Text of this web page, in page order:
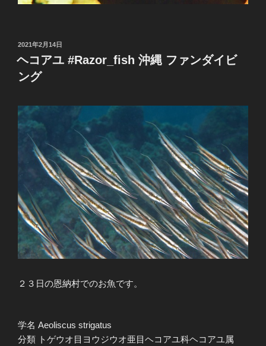
投
2021年2月14日
ヘコアユ #Razor_fish 沖縄 ファンダイビ
ング
２３日の恩納村でのお魚です。
学名 Aeoliscus strigatus
分類 トゲウオ目ヨウジウオ亜目ヘコアユ科ヘコアユ属